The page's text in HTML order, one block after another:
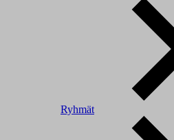
Ryhmät